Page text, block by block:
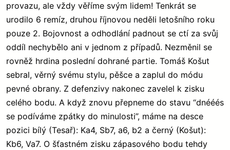
provazu, ale vždy věříme svým lidem! Tenkrát se
urodilo 6 remíz, druhou říjnovou neděli letošního roku
pouze 2. Bojovnost a odhodlání padnout se ctí za svůj
oddíl nechybělo ani v jednom z případů. Nezměnil se
rovněž hrdina poslední dohrané partie. Tomáš Košut
sebral, věrný svému stylu, pěšce a zaplul do módu
pevné obrany. Z defenzivy nakonec zavelel k zisku
celého bodu. A když znovu přepneme do stavu “dnééés
se podíváme zpátky do minulosti”, máme na desce
pozici bílý (Tesař): Ka4, Sb7, a6, b2 a černý (Košut):
Kb6, Va7. O šťastném zisku zápasového bodu tehdy